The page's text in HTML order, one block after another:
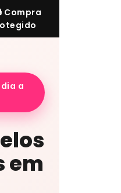
Compra
a
em